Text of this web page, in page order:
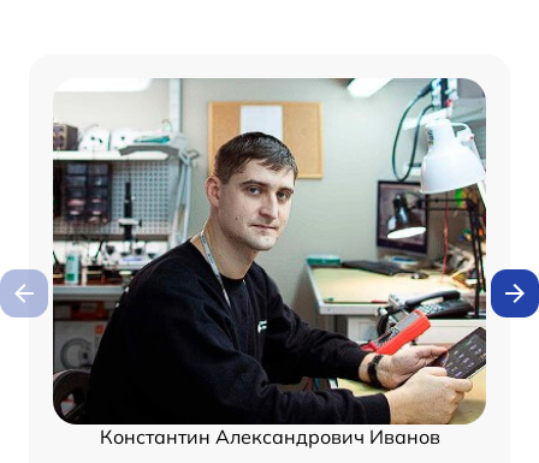
Константин Александрович Иванов